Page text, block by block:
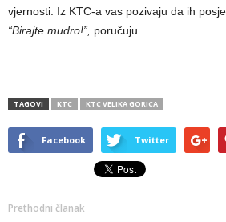
vjernosti. Iz KTC-a vas pozivaju da ih
“Birajte mudro!”, poručuju.
TAGOVI KTC KTC VELIKA GORICA
Facebook Twitter
Prethodni članak